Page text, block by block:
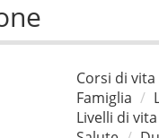
Corsi di vita
Famiglia
Livelli di vita